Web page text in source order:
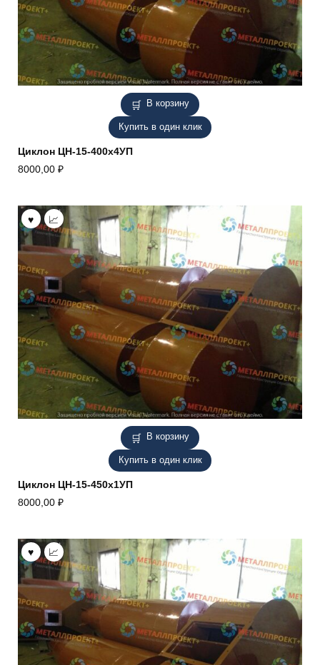
В корзину
Купить в один клик
Циклон ЦН-15-400х4УП
8000,00 ₽
В корзину
Купить в один клик
Циклон ЦН-15-450х1УП
8000,00 ₽